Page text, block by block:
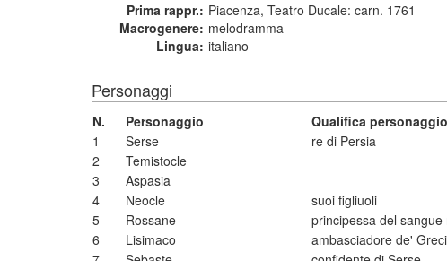
Prima rappr.: Piacenza, Teatro Ducale: carn. 1761
Macrogenere: melodramma
Lingua: italiano
Personaggi
N. Personaggio Qualifica personaggio
1
Serse re di Persia
2
Temistocle
3
Aspasia
4
Neocle suoi figliuoli
5
Rossane principessa del
6
Lisimaco ambasciadore de' Greci